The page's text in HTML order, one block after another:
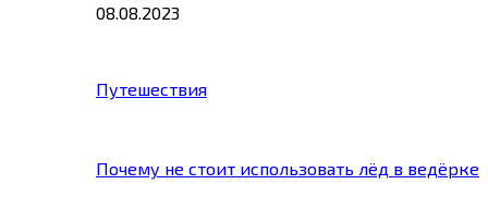
08.08.2023
Путешествия
Почему не стоит использовать лёд в ведёрке